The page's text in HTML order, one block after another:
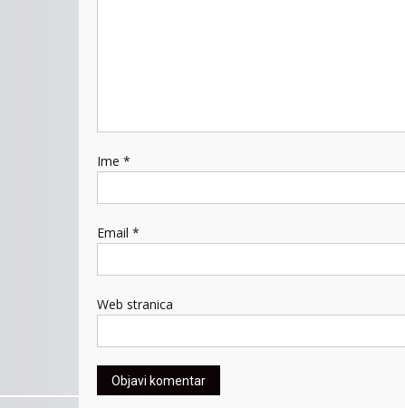
Ime *
Email *
Web stranica